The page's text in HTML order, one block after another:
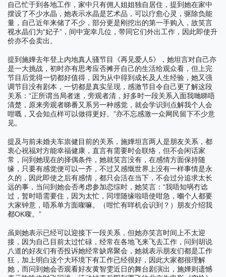
自己忙于到各地工作，家中只有佣人姐姐独自居住，提到她在家中
摆设了不少水晶，她表示水晶是艺术品，可以疗愈心灵，驱除负能
量，自己近年来储了不少，部分更是刚挖出的第一手购入，故笑言
视水晶们为“妃子” ，间中宠幸几位，带同它们外出工作，因此即使升
价亦不会卖出。
提到施嬅去年登上内地真人骚节目《再见爱人 5》，她坦言对自己亦
是一大挑战，初时亦有思考应否摊开自己的生活给观众看，但上完
节目后觉得一切都好值得，因为从中得到成长及人生经验，她又强
调节目没有剧本，一切都是真实呈现，感激节目令自己更了解这段
关系： “正所谓当局者迷，旁观者清，好多时一段关系入面我哋睇唔
清楚，原来旁观者睇番又系另一种感觉，就会学识到点解我个人会
咁嘅，又会知点样可以做得更好。 ”亦不忘感激一众网民留下不少意
见。
提及与前未婚夫车祟健目前的关系，施嬅坦言两人是朋友关系，都
衷心祝福对方能幸福健康，直言有需要时会联络，但不会闲话家
常，问到她现在的择偶条件，她就笑言没有，在感情方面保持随
缘，只要有感觉便可以一齐，不过又感慨世界上没有一样事情是永
久的，因此即使之后有感情，都只会活在当下，不会过分追求太长
远的事，当问到她会否考虑参加恋综时，她笑言： “我唔知㖞冇谂
过，暂时唔需要住，因为太忙，同埋随缘啦唔使咁急，嗰个人都要
大家钟意，唔系单方面㗎嘛。（咁忙有咩机会识到？）朋友介绍我
都OK㗎。 ”
虽则她表示已经可以迎接下一段关系，但她亦笑言时间上不太迎
接，因为自己目前太过忙碌，经常在各地飞来飞去工作，问到胡说
八道的好友们有否投诉她经常缺席聚会，她就表示朋友们都是工作
狂，加上明白这个大环境下有工作已经很好，因此大家都很理解
她，而问到她会否观看好友黄智雯近日的舞台剧演出，施嬅则遗憾